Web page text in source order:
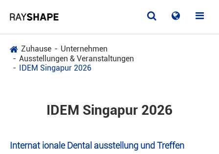
Zuhause
Unternehmen
Ausstellungen & Veranstaltungen
IDEM Singapur 2026
IDEM Singapur 2026
Internat ionale Dental ausstellung und Treffen